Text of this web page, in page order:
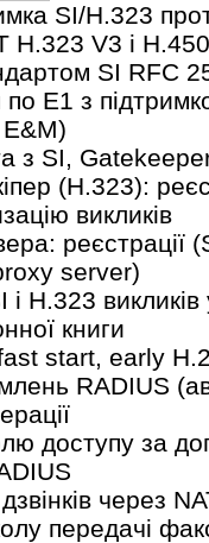
SІ/H.323
H.323 V3 і
SІ RFC
E1 з
з SІ,
(H.323):
викликів
реєстрації
server)
і H.323
книги
start, early
RADІUS
доступу за
через
передачі